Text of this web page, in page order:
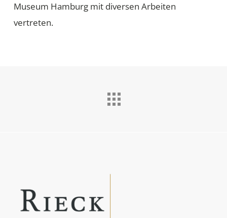
Museum Hamburg mit diversen Arbeiten
vertreten.